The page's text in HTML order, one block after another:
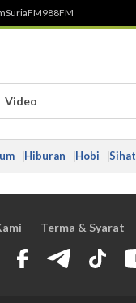
SuriaFM988FM
Video
Hiburan Hobi Sihat
Terma & Syarat